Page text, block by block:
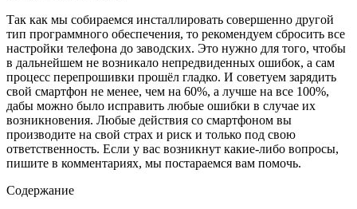
Так как мы собираемся инсталлировать совершенно другой
тип программного обеспечения, то рекомендуем сбросить все
настройки телефона до заводских. Это нужно для того, чтобы
в дальнейшем не возникало непредвиденных ошибок, а сам
процесс перепрошивки прошёл гладко. И советуем зарядить
свой смартфон не менее, чем на 60%, а лучше на все 100%,
дабы можно было исправить любые ошибки в случае их
возникновения. Любые действия со смартфоном вы
производите на свой страх и риск и только под свою
ответственность. Если у вас возникнут какие-либо вопросы,
пишите в комментариях, мы постараемся вам помочь.
Содержание